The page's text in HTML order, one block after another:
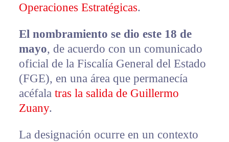
Operaciones Estratégicas.
El nombramiento se dio este 18 de
mayo, de acuerdo con un comunicado
oficial de la Fiscalía General del Estado
(FGE), en una área que permanecía
acéfala tras la salida de Guillermo
Zuany.
La designación ocurre en un contexto